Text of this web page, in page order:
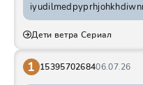
Дети ветра Сериал
1 1539570268406.07.26